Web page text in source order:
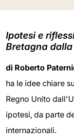
Ipotesi e
Bretagna dalla
di Roberto
ha le idee chiare
Regno Unito
ipotesi, da parte
internazionali.